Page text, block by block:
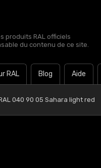
produits RAL officiels
du contenu de ce site.
RAL Blog Aide
040 90 05 Sahara light red